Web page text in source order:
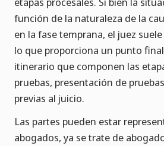
función de la naturaleza de la
en la fase temprana, el juez
lo que proporciona un punto
itinerario que componen las
pruebas, presentación de
previas al juicio.
Las partes pueden estar
abogados, ya se trate de